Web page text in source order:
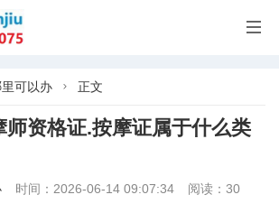

可以办  正文
师资格证.按摩证属于什么类
时间：2026-06-14 09:07:34 阅读：30